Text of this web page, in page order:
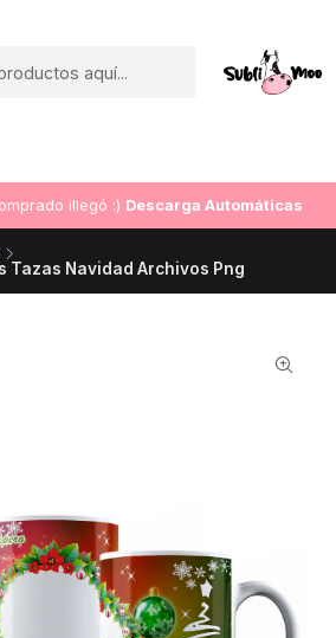
illegó :) Descarga Automáticas
Tazas Navidad Archivos Png